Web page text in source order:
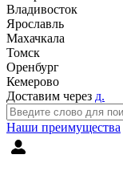
Владивосток
Ярославль
Махачкала
Томск
Оренбург
Кемерово
Доставим через д.
Наши преимущества